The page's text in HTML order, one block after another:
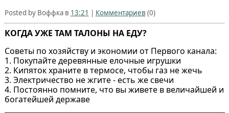
Posted by Воффка в 13:21 | Комментариев (0)
КОГДА УЖЕ ТАМ ТАЛОНЫ НА ЕДУ?
Советы по хозяйству и экономии от Первого канала:
1. Покупайте деревянные елочные игрушки
2. Кипяток храните в термосе, чтобы газ не жечь
3. Электричество не жгите - есть же свечи
4. Постоянно помните, что вы живете в величайшей и
богатейшей державе